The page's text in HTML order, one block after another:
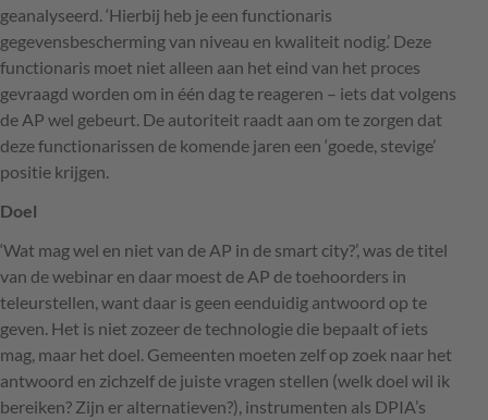
geanalyseerd. ‘Hierbij heb je een functionaris
gegevensbescherming van niveau en kwaliteit nodig.’ Deze
functionaris moet niet alleen aan het eind van het proces
gevraagd worden om in één dag te reageren – iets dat volgens
de AP wel gebeurt. De autoriteit raadt aan om te zorgen dat
deze functionarissen de komende jaren een ‘goede, stevige’
positie krijgen.
Doel
‘Wat mag wel en niet van de AP in de smart city?’, was de titel
van de webinar en daar moest de AP de toehoorders in
teleurstellen, want daar is geen eenduidig antwoord op te
geven. Het is niet zozeer de technologie die bepaalt of iets
mag, maar het doel. Gemeenten moeten zelf op zoek naar het
antwoord en zichzelf de juiste vragen stellen (welk doel wil ik
bereiken? Zijn er alternatieven?), instrumenten als DPIA’s